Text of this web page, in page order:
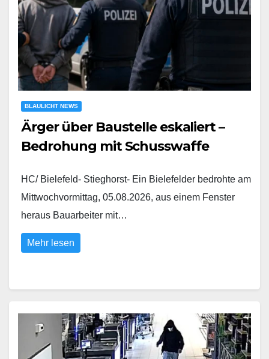
BLAULICHT NEWS
Ärger über Baustelle eskaliert –
Bedrohung mit Schusswaffe
HC/ Bielefeld- Stieghorst- Ein Bielefelder bedrohte am
Mittwochvormittag, 05.08.2026, aus einem Fenster
heraus Bauarbeiter mit…
Mehr lesen